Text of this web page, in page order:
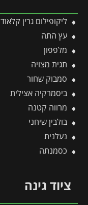
ליקופילום גרין קלאוד
עץ התה
מלפפון
תגית מצויה
סמבוק שחור
ביסמרקיה אצילית
מרווה קטנה
בולבין שיחני
נעלנית
כסמנתה
ציוד גינה